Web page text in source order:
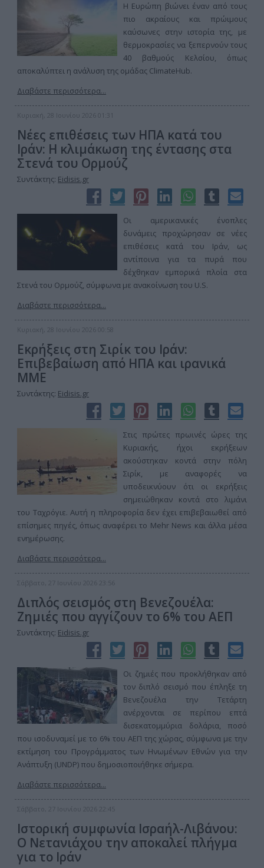
Η Ευρώπη βιώνει έναν από τους
πιο ακραίους και πρώιμους
καύσωνες στην ιστορία της, με
θερμοκρασίες να ξεπερνούν τους
40 βαθμούς Κελσίου, όπως
αποκαλύπτει η ανάλυση της ομάδας ClimateHub.
Διαβάστε περισσότερα...
Κυριακή, 28 Ιουνίου 2026 01:31
Νέες επιθέσεις των ΗΠΑ κατά του
Ιράν: Η κλιμάκωση της έντασης στα
Στενά του Ορμούζ
Συντάκτης: Eidisis.gr
Οι αμερικανικές ένοπλες
δυνάμεις προχώρησαν σε νέες
επιθέσεις κατά του Ιράν, ως
αντίποινα για τα πυρά που
δέχθηκαν εμπορικά πλοία στα
Στενά του Ορμούζ, σύμφωνα με ανακοίνωση του U.S.
Διαβάστε περισσότερα...
Κυριακή, 28 Ιουνίου 2026 00:58
Εκρήξεις στη Σιρίκ του Ιράν:
Επιβεβαίωση από ΗΠΑ και ιρανικά
ΜΜΕ
Συντάκτης: Eidisis.gr
Στις πρώτες πρωινές ώρες της
Κυριακής, ήχοι εκρήξεων
ακούστηκαν κοντά στην πόλη
Σιρίκ, με αναφορές να
υποδεικνύουν ότι οι εκρήξεις
σημειώθηκαν κοντά στο λιμάνι
του Ταχρόγιε. Αυτή η πληροφορία δεν έχει επιβεβαιωθεί από
επίσημες πηγές, όπως αναφέρει το Mehr News και άλλα μέσα
ενημέρωσης.
Διαβάστε περισσότερα...
Σάββατο, 27 Ιουνίου 2026 23:56
Διπλός σεισμός στη Βενεζουέλα:
Ζημιές που αγγίζουν το 6% του ΑΕΠ
Συντάκτης: Eidisis.gr
Οι ζημιές που προκλήθηκαν από
τον διπλό σεισμό που έπληξε τη
Βενεζουέλα την Τετάρτη
ανέρχονται σε περίπου επτά
δισεκατομμύρια δολάρια, ποσό
που ισοδυναμεί με το 6% του ΑΕΠ της χώρας, σύμφωνα με την
εκτίμηση του Προγράμματος των Ηνωμένων Εθνών για την
Ανάπτυξη (UNDP) που δημοσιοποιήθηκε σήμερα.
Διαβάστε περισσότερα...
Σάββατο, 27 Ιουνίου 2026 22:45
Ιστορική συμφωνία Ισραήλ-Λιβάνου:
Ο Νετανιάχου την αποκαλεί πλήγμα
για το Ιράν